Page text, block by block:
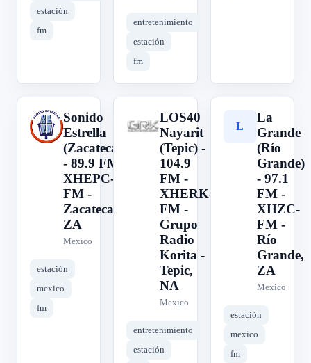
estación
fm
entretenimiento
estación
fm
S
Sonido
Estrella
(Zacatecas)
- 89.9 FM -
XHEPC-
FM -
Zacatecas,
ZA
Mexico
estación
mexico
fm
L
LOS40
Nayarit
(Tepic) -
104.9
FM -
XHERK-
FM -
Grupo
Radio
Korita -
Tepic,
NA
Mexico
entretenimiento
estación
L
La
Grande
(Río
Grande)
- 97.1
FM -
XHZC-
FM -
Río
Grande,
ZA
Mexico
estación
mexico
fm